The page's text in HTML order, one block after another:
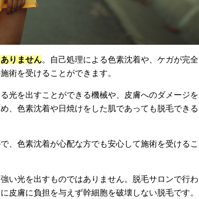
りません。自己処理による色素沈着や、ケガが完全
術を受けることができます。
光を出すことができる機械や、皮膚へのダメージを
、色素沈着や日焼けをした肌であっても脱毛できる
、色素沈着が心配な方でも安心して施術を受けるこ
い光を出すものではありません。脱毛サロンで行わ
皮膚に負担を与えず幹細胞を破壊しない脱毛です。